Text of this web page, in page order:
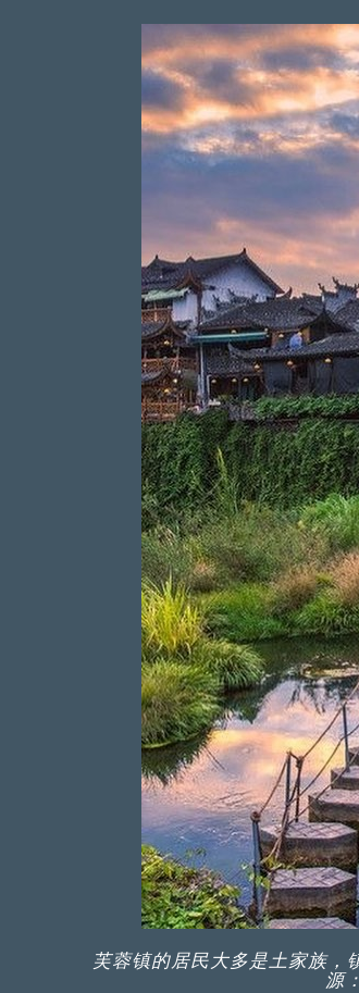
芙蓉镇的居民大多是土家族，
源